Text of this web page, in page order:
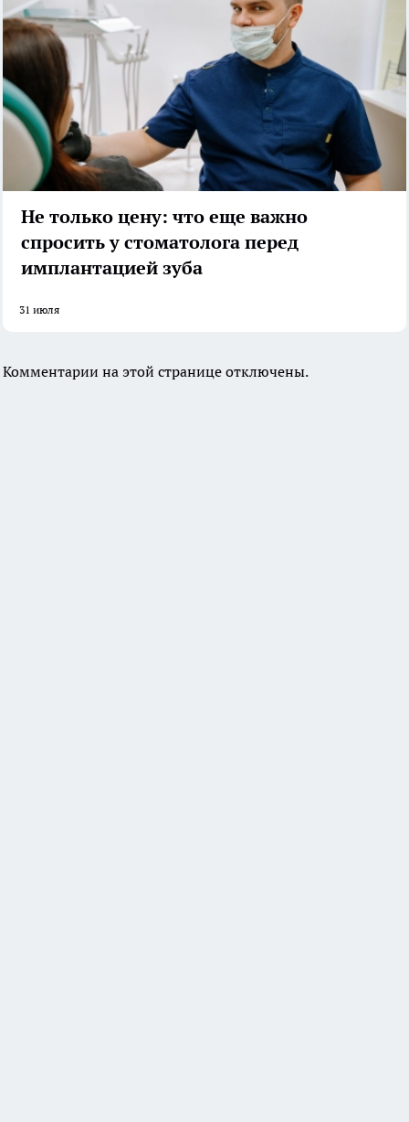
Не только цену: что еще важно
спросить у стоматолога перед
имплантацией зуба
31 июля
Комментарии на этой странице отключены.